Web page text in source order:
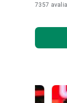
7357